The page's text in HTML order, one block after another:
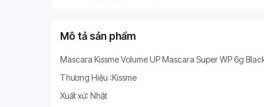
Mô tả sản phẩm
Mascara Kissme Volume UP Mascara Super WP 6g
Thương Hiệu :Kissme
Xuất xứ: Nhật